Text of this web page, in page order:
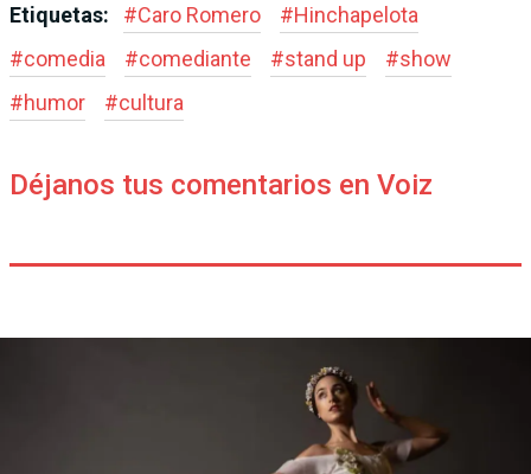
Etiquetas: #Caro Romero #Hinchapelota
#comedia #comediante #stand up #show
#humor #cultura
Déjanos tus comentarios en Voiz